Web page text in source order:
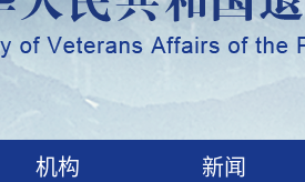
机构 新闻